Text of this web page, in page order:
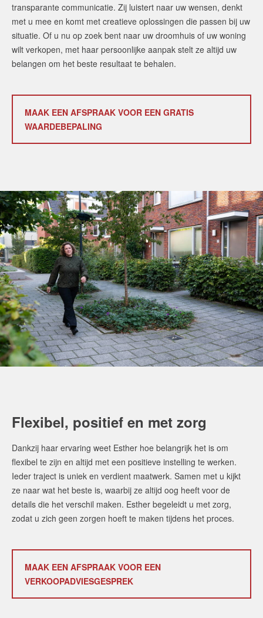
transparante communicatie. Zij luistert naar uw wensen, denkt
met u mee en komt met creatieve oplossingen die passen bij uw
situatie. Of u nu op zoek bent naar uw droomhuis of uw woning
wilt verkopen, met haar persoonlijke aanpak stelt ze altijd uw
belangen om het beste resultaat te behalen.
MAAK EEN AFSPRAAK VOOR EEN GRATIS
WAARDEBEPALING
Flexibel, positief en met zorg
Dankzij haar ervaring weet Esther hoe belangrijk het is om
flexibel te zijn en altijd met een positieve instelling te werken.
Ieder traject is uniek en verdient maatwerk. Samen met u kijkt
ze naar wat het beste is, waarbij ze altijd oog heeft voor de
details die het verschil maken. Esther begeleidt u met zorg,
zodat u zich geen zorgen hoeft te maken tijdens het proces.
MAAK EEN AFSPRAAK VOOR EEN
VERKOOPADVIESGESPREK